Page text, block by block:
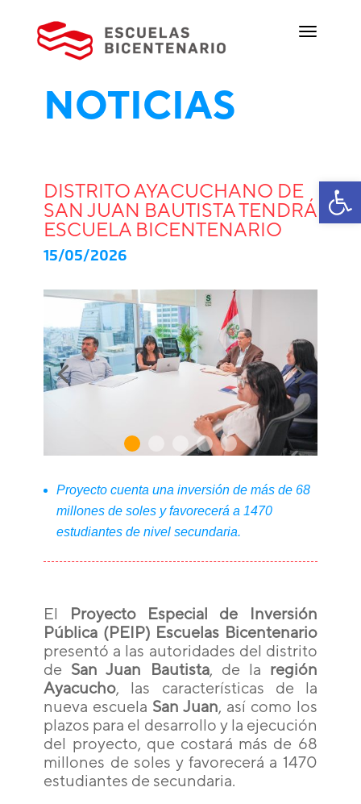
NOTICIAS
DISTRITO AYACUCHANO DE
SAN JUAN BAUTISTA TENDRÁ
ESCUELA BICENTENARIO
15/05/2026
Proyecto cuenta una inversión de más de 68
millones de soles y favorecerá a 1470
estudiantes de nivel secundaria.
El Proyecto Especial de Inversión
Pública (PEIP) Escuelas Bicentenario
presentó a las autoridades del distrito
de San Juan Bautista, de la región
Ayacucho, las características de la
nueva escuela San Juan, así como los
plazos para el desarrollo y la ejecución
del proyecto, que costará más de 68
millones de soles y favorecerá a 1470
estudiantes de secundaria.